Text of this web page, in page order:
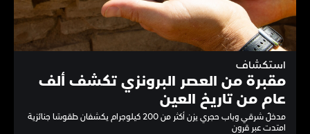
استكشاف
مقبرة من العصر البرونزي تكشف ألف
عام من تاريخ العين
مدخلٌ شرقي وباب حجري يزن أكثر من 200 كيلوجرام يكشفان طقوسًا جنائزية
امتدت عبر قرون